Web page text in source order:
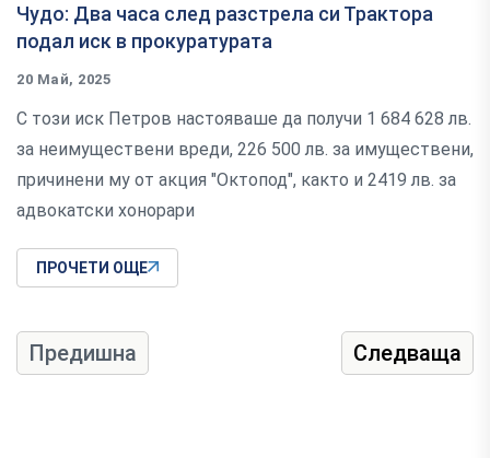
Чудо: Два часа след разстрела си Трактора
подал иск в прокуратурата
20 Май, 2025
С този иск Петров настояваше да получи 1 684 628 лв.
за неимуществени вреди, 226 500 лв. за имуществени,
причинени му от акция "Октопод", както и 2419 лв. за
адвокатски хонорари
ПРОЧЕТИ ОЩЕ
Предишна Следваща